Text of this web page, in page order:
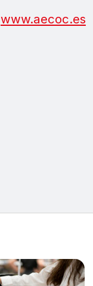
www.aecoc.es